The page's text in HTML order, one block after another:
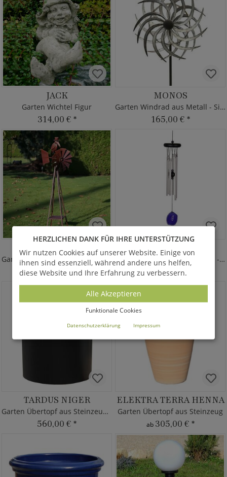
JACK
Garten Wichtel Figur
314,00 € *
MONOS
Garten Windrad aus Metall - Silber
165,00 € *
HERBERT
Garten Windrad mit Vogelfigur Rost
150,00 € *
AGATE CHIME LILA
Windspiel mit violettem Stein - Alu
65,00 € *
TARDUS NIGER
Garten Übertopf aus Steinzeug - rund
560,00 € *
ELEKTRA TERRA HENNA
Garten Übertopf aus Steinzeug
ab 305,00 € *
HERZLICHEN DANK FÜR IHRE UNTERSTÜTZUNG
Wir nutzen Cookies auf unserer Website. Einige von
ihnen sind essenziell, während andere uns helfen,
diese Website und Ihre Erfahrung zu verbessern.
Alle Akzeptieren
Funktionale Cookies
Datenschutzerklärung Impressum